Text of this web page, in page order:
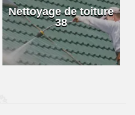
Nettoyage de toiture
38